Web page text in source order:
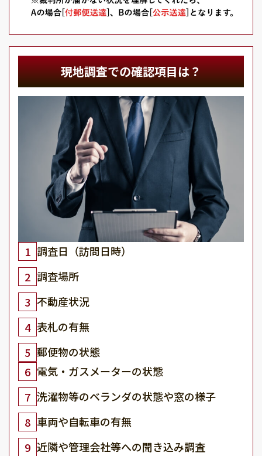
現地調査での確認項目は？
1 調査日（訪問日時）
2 調査場所
3 不動産状況
4 表札の有無
5 郵便物の状態
6 電気・ガスメーターの状態
7 洗濯物等のベランダの状態や窓の様子
8 車両や自転車の有無
9 近隣や管理会社等への聞き込み調査